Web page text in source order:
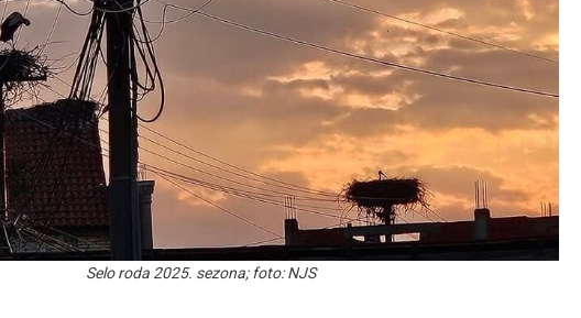
Selo roda 2025. sezona; foto: NJS